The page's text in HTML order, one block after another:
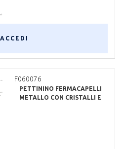
ACCEDI
F060076
PETTININO FERMACAPELLI
METALLO CON CRISTALLI E